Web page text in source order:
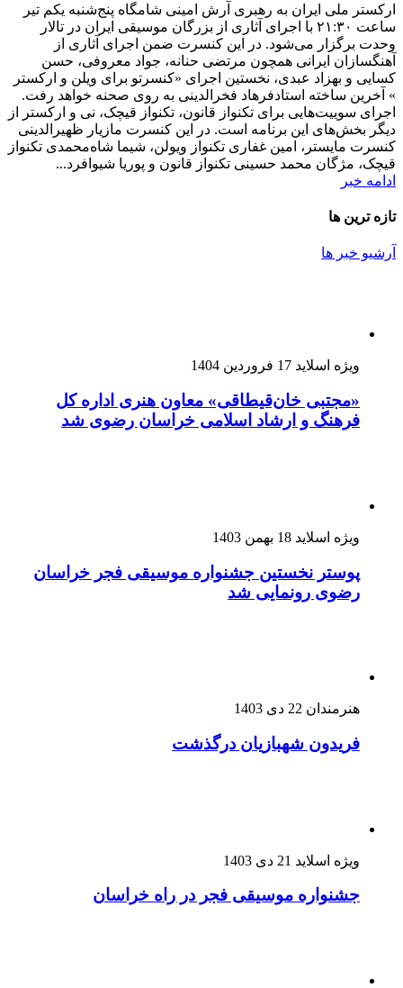
ارکستر ملی ایران به رهبری آرش امینی شامگاه پنج‌شنبه یکم تیر
ساعت ۲۱:۳۰ با اجرای آثاری از بزرگان موسیقی ایران در تالار
وحدت برگزار می‌شود. در این کنسرت ضمن اجرای آثاری از
آهنگسازان ایرانی همچون مرتضی حنانه، جواد معروفی، حسن
کسایی و بهزاد عبدی، نخستین اجرای «کنسرتو برای ویلن و ارکستر
» آخرین ساخته استادفرهاد فخرالدینی به روی صحنه خواهد رفت.
اجرای سوییت‌هایی برای تکنواز قانون، تکنواز قیچک، نی و ارکستر از
دیگر بخش‌های این برنامه است. در این کنسرت مازیار ظهیرالدینی
کنسرت مایستر، امین غفاری تکنواز ویولن، شیما شاه‌محمدی تکنواز
قیچک، مژگان محمد حسینی تکنواز قانون و پوریا شیوافرد...
ادامه خبر
تازه ترین ها
آرشیو خبر ها
ویژه اسلاید 17 فروردین 1404
«مجتبی خان‌قیطاقی» معاون هنری اداره کل
فرهنگ و ارشاد اسلامی خراسان رضوی شد
ویژه اسلاید 18 بهمن 1403
پوستر نخستین جشنواره موسیقی فجر خراسان
رضوی رونمایی شد
هنرمندان 22 دی 1403
فریدون شهبازیان درگذشت
ویژه اسلاید 21 دی 1403
جشنواره موسیقی فجر در راه خراسان